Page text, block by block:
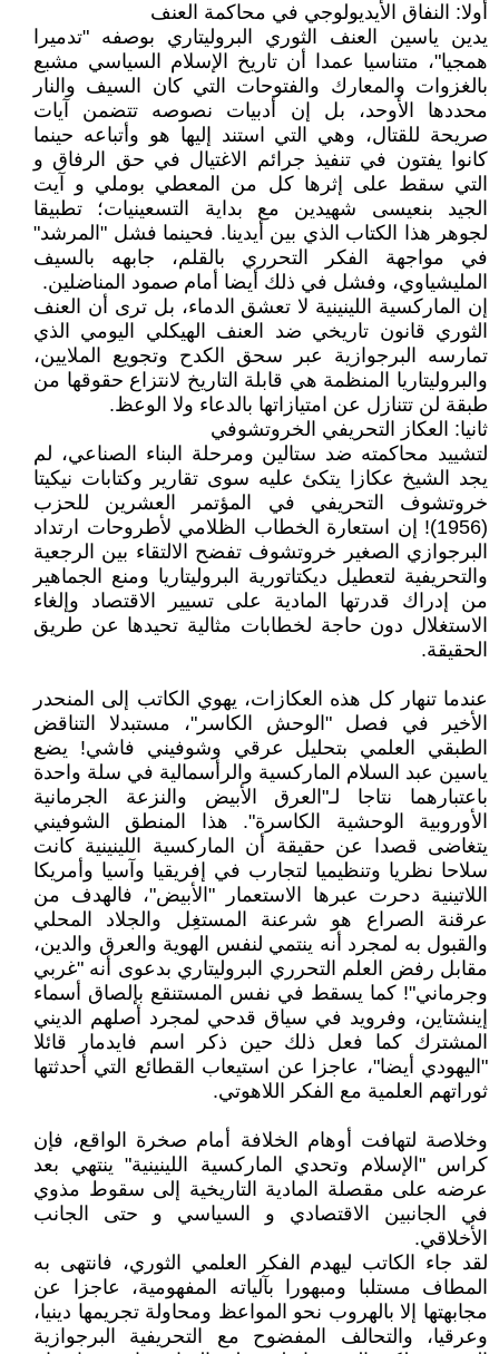
أولا: النفاق الأيديولوجي في محاكمة العنف
يدين ياسين العنف الثوري البروليتاري بوصفه "تدميرا
همجيا"، متناسيا عمدا أن تاريخ الإسلام السياسي مشبع
بالغزوات والمعارك والفتوحات التي كان السيف والنار
محددها الأوحد، بل إن أدبيات نصوصه تتضمن آيات
صريحة للقتال، وهي التي استند إليها هو وأتباعه حينما
كانوا يفتون في تنفيذ جرائم الاغتيال في حق الرفاق و
التي سقط على إثرها كل من المعطي بوملي و آيت
الجيد بنعيسى شهيدين مع بداية التسعينيات؛ تطبيقا
لجوهر هذا الكتاب الذي بين أيدينا. فحينما فشل "المرشد"
في مواجهة الفكر التحرري بالقلم، جابهه بالسيف
المليشياوي، وفشل في ذلك أيضا أمام صمود المناضلين.
إن الماركسية اللينينية لا تعشق الدماء، بل ترى أن العنف
الثوري قانون تاريخي ضد العنف الهيكلي اليومي الذي
تمارسه البرجوازية عبر سحق الكدح وتجويع الملايين،
والبروليتاريا المنظمة هي قابلة التاريخ لانتزاع حقوقها من
طبقة لن تتنازل عن امتيازاتها بالدعاء ولا الوعظ.
ثانيا: العكاز التحريفي الخروتشوفي
لتشييد محاكمته ضد ستالين ومرحلة البناء الصناعي، لم
يجد الشيخ عكازا يتكئ عليه سوى تقارير وكتابات نيكيتا
خروتشوف التحريفي في المؤتمر العشرين للحزب
(1956)! إن استعارة الخطاب الظلامي لأطروحات ارتداد
البرجوازي الصغير خروتشوف تفضح الالتقاء بين الرجعية
والتحريفية لتعطيل ديكتاتورية البروليتاريا ومنع الجماهير
من إدراك قدرتها المادية على تسيير الاقتصاد وإلغاء
الاستغلال دون حاجة لخطابات مثالية تحيدها عن طريق
الحقيقة.
عندما تنهار كل هذه العكازات، يهوي الكاتب إلى المنحدر
الأخير في فصل "الوحش الكاسر"، مستبدلا التناقض
الطبقي العلمي بتحليل عرقي وشوفيني فاشي! يضع
ياسين عبد السلام الماركسية والرأسمالية في سلة واحدة
باعتبارهما نتاجا لـ"العرق الأبيض والنزعة الجرمانية
الأوروبية الوحشية الكاسرة". هذا المنطق الشوفيني
يتغاضى قصدا عن حقيقة أن الماركسية اللينينية كانت
سلاحا نظريا وتنظيميا لتجارب في إفريقيا وآسيا وأمريكا
اللاتينية دحرت عبرها الاستعمار "الأبيض"، فالهدف من
عرقنة الصراع هو شرعنة المستغِل والجلاد المحلي
والقبول به لمجرد أنه ينتمي لنفس الهوية والعرق والدين،
مقابل رفض العلم التحرري البروليتاري بدعوى أنه "غربي
وجرماني"! كما يسقط في نفس المستنقع بإلصاق أسماء
إينشتاين، وفرويد في سياق قدحي لمجرد أصلهم الديني
المشترك كما فعل ذلك حين ذكر اسم فايدمار قائلا
"اليهودي أيضا"، عاجزا عن استيعاب القطائع التي أحدثتها
ثوراتهم العلمية مع الفكر اللاهوتي.
وخلاصة لتهافت أوهام الخلافة أمام صخرة الواقع، فإن
كراس "الإسلام وتحدي الماركسية اللينينية" ينتهي بعد
عرضه على مقصلة المادية التاريخية إلى سقوط مذوي
في الجانبين الاقتصادي و السياسي و حتى الجانب
الأخلاقي.
لقد جاء الكاتب ليهدم الفكر العلمي الثوري، فانتهى به
المطاف مستلبا ومبهورا بآلياته المفهومية، عاجزا عن
مجابهتها إلا بالهروب نحو المواعظ ومحاولة تجريمها دينيا،
وعرقيا، والتحالف المفضوح مع التحريفية البرجوازية